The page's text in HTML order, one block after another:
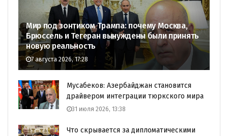
Мир под зонтиком Трампа: почему Москва,
Брюссель и Тегеран вынуждены были принять
новую реальность
7 августа 2026, 17:28
Мусабеков: Азербайджан становится
драйвером интеграции тюркского мира
31 июля 2026, 13:38
Что скрывается за дипломатическими